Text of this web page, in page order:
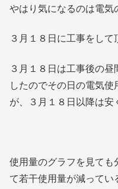
やはり気になるのは電気
３月１８日に工事をして
３月１８日は工事後の
したのでその日の電気
が、３月１８日以降は安
使用量のグラフを見て
て若干使用量が減ってい